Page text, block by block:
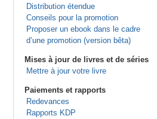
Distribution étendue
Conseils pour la promotion
Proposer un ebook dans le cadre
d’une promotion (version bêta)
Mises à jour de livres et de séries
Mettre à jour votre livre
Paiements et rapports
Redevances
Rapports KDP